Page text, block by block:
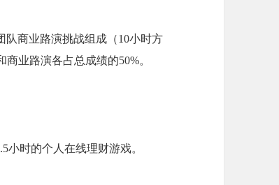
队商业路演挑战组成（10小时方
业路演各占总成绩的50%。
小时的个人在线理财游戏。